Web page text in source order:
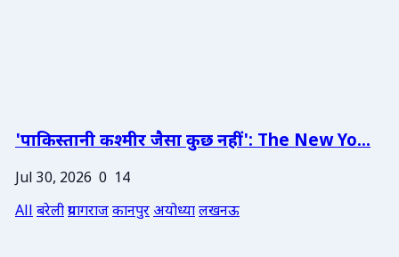
'पाकिस्तानी कश्मीर जैसा कुछ नहीं': The New Yo...
Jul 30, 2026 0 14
Allबरेलीप्रयागराजकानपुरअयोध्यालखनऊ